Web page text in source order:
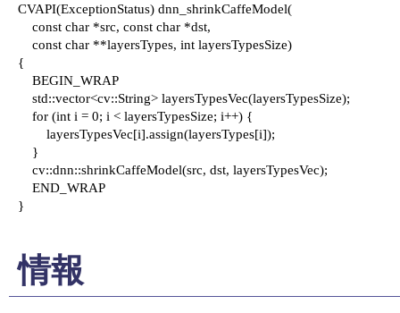
CVAPI(ExceptionStatus) dnn_shrinkCaffeModel(
    const char *src, const char *dst,
    const char **layersTypes, int layersTypesSize)
{
    BEGIN_WRAP
    std::vector<cv::String> layersTypesVec(layersTypesSize);
    for (int i = 0; i < layersTypesSize; i++) {
        layersTypesVec[i].assign(layersTypes[i]);
    }
    cv::dnn::shrinkCaffeModel(src, dst, layersTypesVec);
    END_WRAP
}
情報